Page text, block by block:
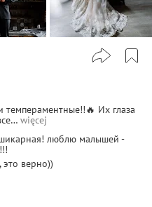
темпераментные!!🔥 Их глаза
więcej
люблю малышей -
верно))